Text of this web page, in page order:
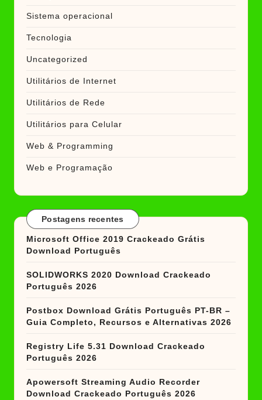
Sistema operacional
Tecnologia
Uncategorized
Utilitários de Internet
Utilitários de Rede
Utilitários para Celular
Web & Programming
Web e Programação
Postagens recentes
Microsoft Office 2019 Crackeado Grátis
Download Português
SOLIDWORKS 2020 Download Crackeado
Português 2026
Postbox Download Grátis Português PT-BR –
Guia Completo, Recursos e Alternativas 2026
Registry Life 5.31 Download Crackeado
Português 2026
Apowersoft Streaming Audio Recorder
Download Crackeado Português 2026